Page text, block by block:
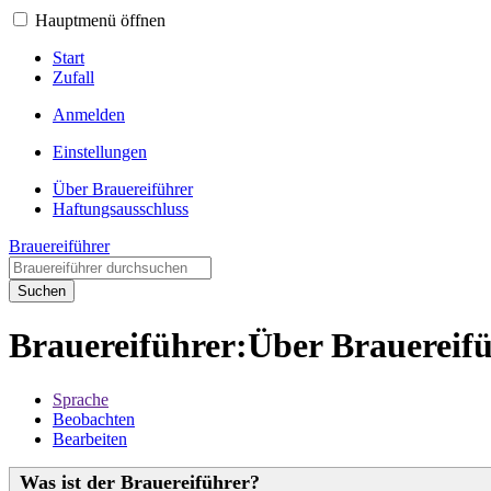
Hauptmenü öffnen
Start
Zufall
Anmelden
Einstellungen
Über Brauereiführer
Haftungsausschluss
Brauereiführer
Suchen
Brauereiführer:Über
Sprache
Beobachten
Bearbeiten
Was ist der Brauereiführer?